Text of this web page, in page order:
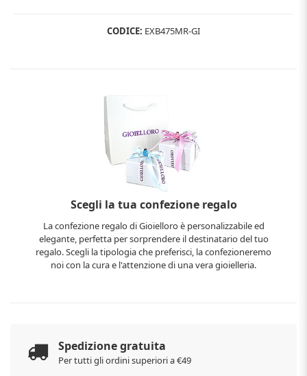
CODICE: EXB475MR-GI
Scegli la tua confezione regalo
La confezione regalo di Gioielloro è personalizzabile ed
elegante, perfetta per sorprendere il destinatario del tuo
regalo. Scegli la tipologia che preferisci, la confezioneremo
noi con la cura e l'attenzione di una vera gioielleria.
Spedizione gratuita
Per tutti gli ordini superiori a €49